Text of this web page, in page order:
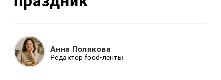
Анна Полякова
Редактор food-ленты